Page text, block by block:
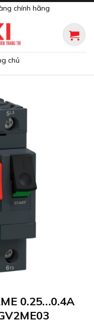
chính hãng
chủ
0.25…0.4A